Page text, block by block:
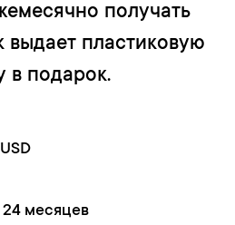
получать
выдает пластиковую
в подарок.
24 месяцев